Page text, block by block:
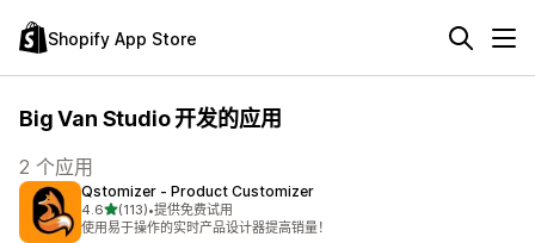
Shopify App Store
Big Van Studio 开发的应用
2 个应用
Qstomizer ‑ Product Customizer
4.6星（满分 5 星）
(113)
总共 113 条评论
•提供免费试用
使用易于操作的实时产品设计器提高销量！